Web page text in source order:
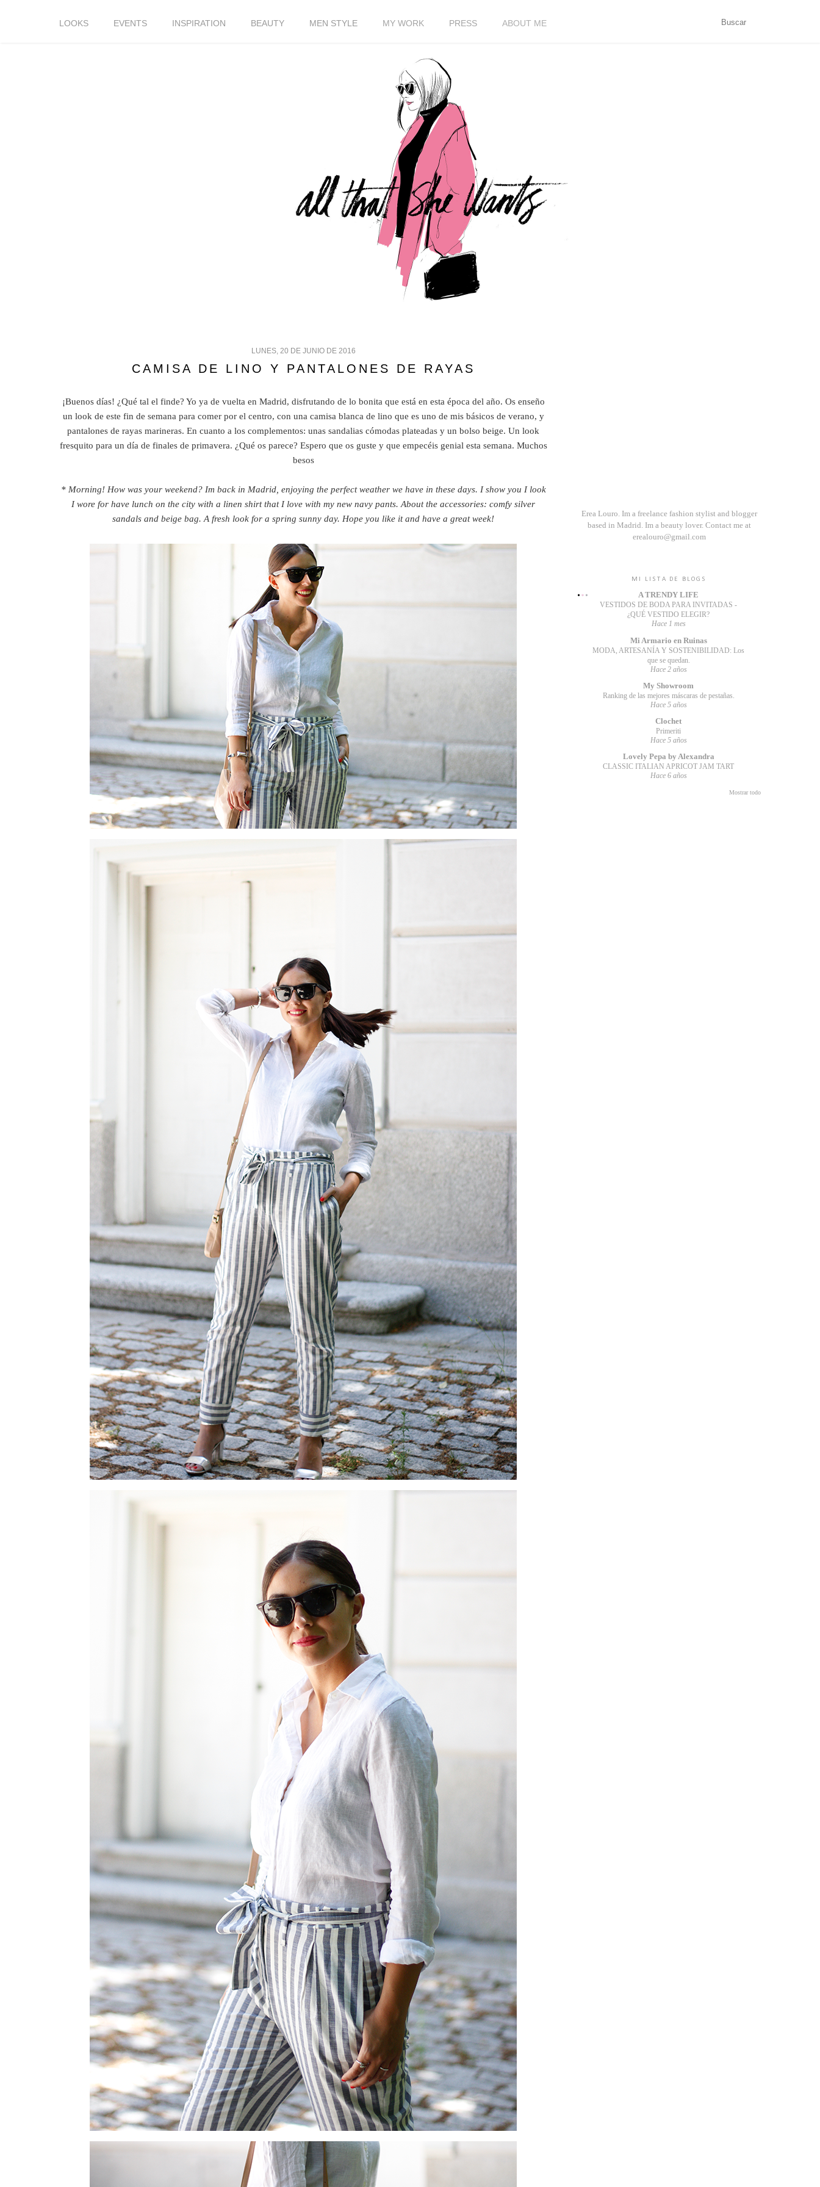
LOOKS EVENTS INSPIRATION BEAUTY MEN STYLE MY WORK PRESS ABOUT ME
LUNES, 20 DE JUNIO DE 2016
CAMISA DE LINO Y PANTALONES DE RAYAS
¡Buenos días! ¿Qué tal el finde? Yo ya de vuelta en Madrid, disfrutando de lo bonita que está en esta época del año. Os enseño
un look de este fin de semana para comer por el centro, con una camisa blanca de lino que es uno de mis básicos de verano, y
pantalones de rayas marineras. En cuanto a los complementos: unas sandalias cómodas plateadas y un bolso beige. Un look
fresquito para un día de finales de primavera. ¿Qué os parece? Espero que os guste y que empecéis genial esta semana. Muchos
besos
* Morning! How was your weekend? Im back in Madrid, enjoying the perfect weather we have in these days. I show you I look
I wore for have lunch on the city with a linen shirt that I love with my new navy pants. About the accessories: comfy silver
sandals and beige bag. A fresh look for a spring sunny day. Hope you like it and have a great week!
Erea Louro. Im a freelance fashion stylist and blogger
based in Madrid. Im a beauty lover. Contact me at
erealouro@gmail.com
MI LISTA DE BLOGS
A TRENDY LIFE
VESTIDOS DE BODA PARA INVITADAS -
¿QUÉ VESTIDO ELEGIR?
Hace 1 mes
Mi Armario en Ruinas
MODA, ARTESANÍA Y SOSTENIBILIDAD: Los
que se quedan.
Hace 2 años
My Showroom
Ranking de las mejores máscaras de pestañas.
Hace 5 años
Clochet
Primeriti
Hace 5 años
Lovely Pepa by Alexandra
CLASSIC ITALIAN APRICOT JAM TART
Hace 6 años
Mostrar todo